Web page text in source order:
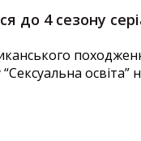
до 4 сезону
“Сексуальна